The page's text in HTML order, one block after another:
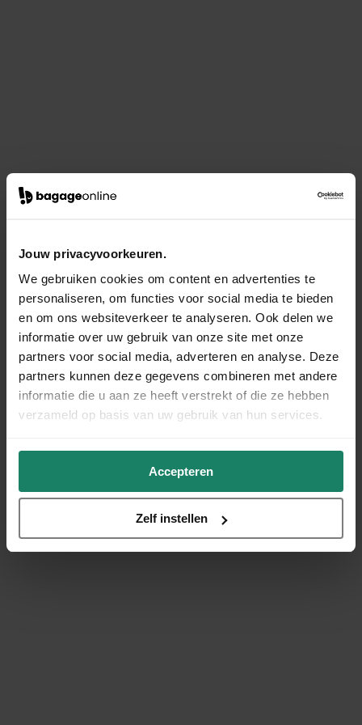
Jouw privacyvoorkeuren.
We gebruiken cookies om content en advertenties te
personaliseren, om functies voor social media te bieden
en om ons websiteverkeer te analyseren. Ook delen we
informatie over uw gebruik van onze site met onze
partners voor social media, adverteren en analyse. Deze
partners kunnen deze gegevens combineren met andere
informatie die u aan ze heeft verstrekt of die ze hebben
verzameld op basis van uw gebruik van hun services.
Accepteren
Zelf instellen